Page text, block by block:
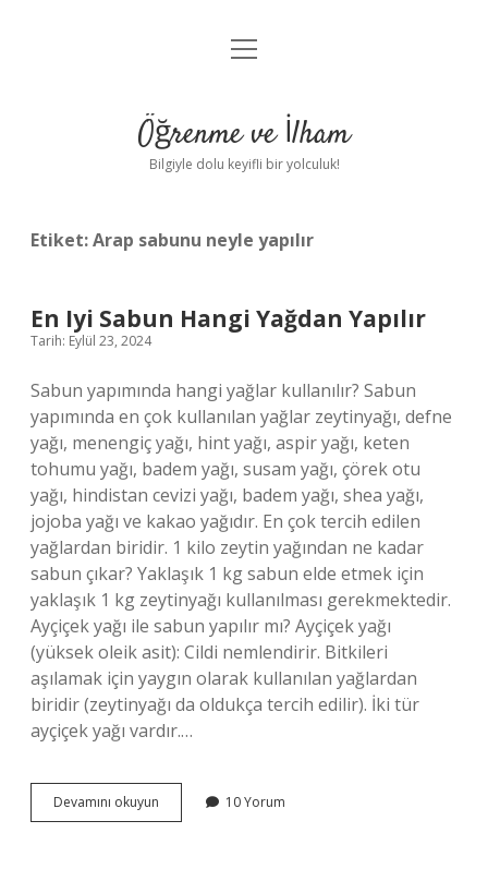
Anasayfa
Yasal Uyarı
menüyü
Öğrenme ve İlham
Bilgiyle dolu keyifli bir yolculuk!
Etiket:Arap sabunu neyle yapılır
En Iyi Sabun Hangi Yağdan Yapılır
Tarih: Eylül 23, 2024
Sabun yapımında hangi yağlar kullanılır? Sabun
yapımında en çok kullanılan yağlar zeytinyağı, defne
yağı, menengiç yağı, hint yağı, aspir yağı, keten
tohumu yağı, badem yağı, susam yağı, çörek otu
yağı, hindistan cevizi yağı, badem yağı, shea yağı,
jojoba yağı ve kakao yağıdır. En çok tercih edilen
yağlardan biridir. 1 kilo zeytin yağından ne kadar
sabun çıkar? Yaklaşık 1 kg sabun elde etmek için
yaklaşık 1 kg zeytinyağı kullanılması gerekmektedir.
Ayçiçek yağı ile sabun yapılır mı? Ayçiçek yağı
(yüksek oleik asit): Cildi nemlendirir. Bitkileri
aşılamak için yaygın olarak kullanılan yağlardan
biridir (zeytinyağı da oldukça tercih edilir). İki tür
ayçiçek yağı vardır.…
Devamını okuyun
Iyi
10 Yorum